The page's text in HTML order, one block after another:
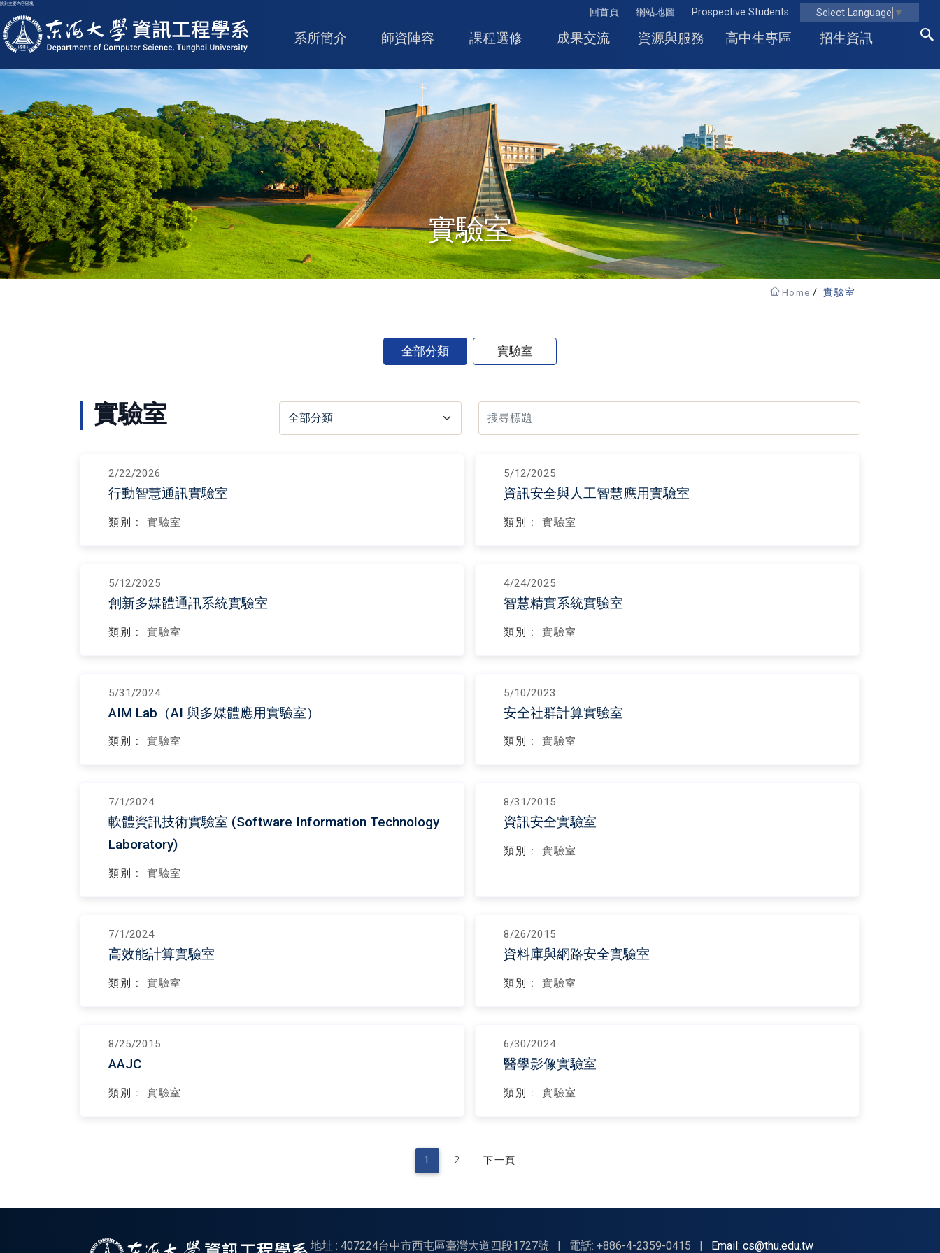
跳到主要內容區塊
回首頁 網站地圖 Prospective Students Select Language ▼
東海大學logo
系所簡介 師資陣容 課程選修 成果交流 資源與服務 高中生專區 招生資訊
實驗室
Home 實驗室
全部分類 實驗室
實驗室
2/22/2026
行動智慧通訊實驗室
類別 : 實驗室
5/12/2025
資訊安全與人工智慧應用實驗室
類別 : 實驗室
5/12/2025
創新多媒體通訊系統實驗室
類別 : 實驗室
4/24/2025
智慧精實系統實驗室
類別 : 實驗室
5/31/2024
AIM Lab（AI 與多媒體應用實驗室）
類別 : 實驗室
5/10/2023
安全社群計算實驗室
類別 : 實驗室
7/1/2024
軟體資訊技術實驗室 (Software Information Technology
Laboratory)
類別 : 實驗室
8/31/2015
資訊安全實驗室
類別 : 實驗室
7/1/2024
高效能計算實驗室
類別 : 實驗室
8/26/2015
資料庫與網路安全實驗室
類別 : 實驗室
8/25/2015
AAJC
類別 : 實驗室
6/30/2024
醫學影像實驗室
類別 : 實驗室
1 2 下一頁
地址 : 407224台中市西屯區臺灣大道四段1727號 | 電話: +886-4-2359-0415 | Email: cs@thu.edu.tw